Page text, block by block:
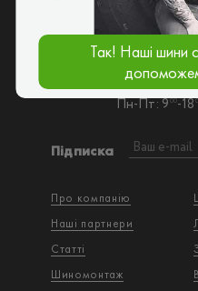
Про компанію
Наші партнери
Статті
Шиномонтаж
Підписка
Київ,
Пн-Пт: 9 00-18
Так! Наші шини